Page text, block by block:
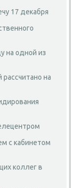
17 декабря
на одной из
на
с кабинетом
коллег в